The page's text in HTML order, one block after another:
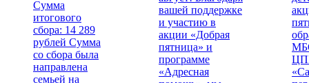
Сумма
итогового
сбора: 14 289
рублей Сумма
со сбора была
направлена
семьей на
вашей поддержке
и участию в
акции «Добрая
пятница» и
программе
«Адресная